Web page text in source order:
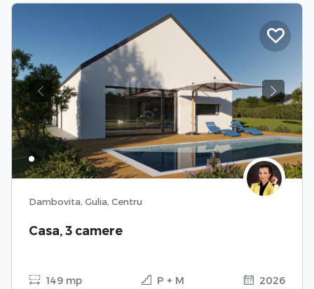
Previous Next
Dambovita, Gulia, Centru
Casa, 3 camere
149 mp P + M 2026